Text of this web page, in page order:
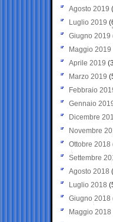
Agosto 2019
Luglio 2019
Giugno 2019
Maggio 2019
Aprile 2019
Marzo 2019
Febbraio
Gennaio
Dicembre
Novembre
Ottobre 2018
Settembre
Agosto 2018
Luglio 2018
Giugno 2018
Maggio 2018